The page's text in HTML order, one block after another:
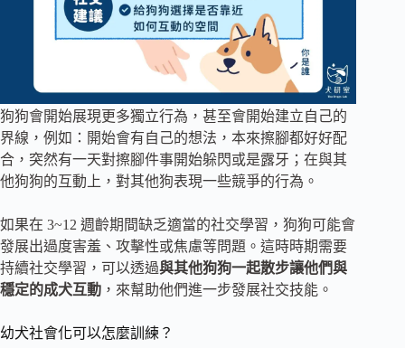
狗狗會開始展現更多獨立行為，甚至會開始建立自己的
界線，例如：開始會有自己的想法，本來擦腳都好好配
合，突然有一天對擦腳件事開始躲閃或是露牙；在與其
他狗狗的互動上，對其他狗表現一些競爭的行為。
如果在 3~12 週齡期間缺乏適當的社交學習，狗狗可能會
發展出過度害羞、攻擊性或焦慮等問題。這時時期需要
持續社交學習，可以透過與其他狗狗一起散步讓他們與
穩定的成犬互動 ，來幫助他們進一步發展社交技能。
幼犬社會化可以怎麼訓練？